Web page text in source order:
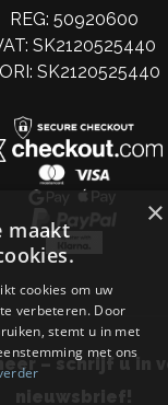
REG: 50920600
SK2120525440
SK2120525440
– schrijf u in
nieuwsbrief!
×
maakt
cookies om uw
verbeteren. Door
stemt u in met
met ons